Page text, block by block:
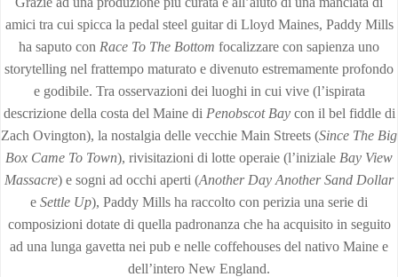
amici tra cui spicca la pedal steel guitar di Lloyd Maines, Paddy Mills
ha saputo con Race To The Bottom focalizzare con sapienza uno
storytelling nel frattempo maturato e divenuto estremamente profondo
e godibile. Tra osservazioni dei luoghi in cui vive (l’ispirata
descrizione della costa del Maine di Penobscot Bay con il bel fiddle di
Zach Ovington), la nostalgia delle vecchie Main Streets (Since The Big
Box Came To Town), rivisitazioni di lotte operaie (l’iniziale Bay View
Massacre) e sogni ad occhi aperti (Another Day Another Sand Dollar
e Settle Up), Paddy Mills ha raccolto con perizia una serie di
composizioni dotate di quella padronanza che ha acquisito in seguito
ad una lunga gavetta nei pub e nelle coffehouses del nativo Maine e
dell’intero New England.